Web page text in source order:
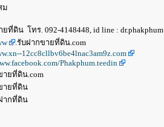
ม
ที่ดิน โทร. 092-4148448, id line : dr.phakphum
.รับฝากขายที่ดิน.com
12cc8cllbv6be4lnac3am9z.com
Phakphum.teedin
ายที่ดิน.com
ายที่ดิน
ากที่ดิน